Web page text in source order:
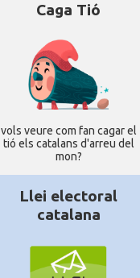
Caga Tió
vols veure com fan cagar el
tió els catalans d'arreu del
mon?
Llei electoral
catalana